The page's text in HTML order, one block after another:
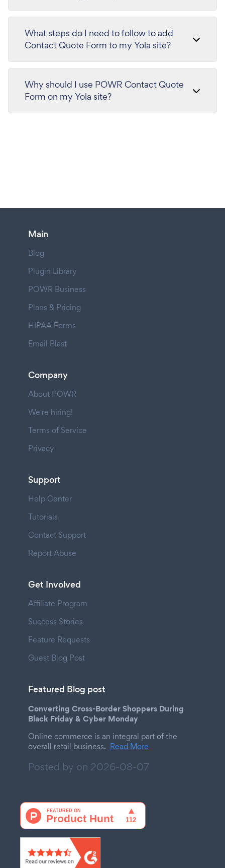
What steps do I need to follow to add
Contact Quote Form to my Yola site?
Why should I use POWR Contact Quote
Form on my Yola site?
Main
Blog
Plugin Library
POWR Business
Plans & Pricing
HIPAA Forms
Email Blast
Company
About POWR
We're hiring!
Terms of Service
Privacy
Support
Help Center
Tutorials
Contact Support
Report Abuse
Get Involved
Affiliate Program
Success Stories
Feature Requests
Guest Blog Post
Featured Blog post
Converting Cross-Border Shoppers During
Black Friday & Cyber Monday
Online commerce is an integral part of the
overall retail business. Read More
Posted by on 2026-08-07